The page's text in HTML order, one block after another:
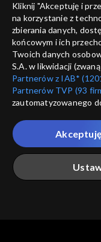
informacje o
Kliknij "Akceptuję i
na korzystanie z
zbierania danych,
końcowym i ich
Twoich danych
S.A. w likwidacji
Partnerów z IAB*
Partnerów TVP (93
zautomatyzowanego
które wskazujemy
przez nas
Twoje dane osobowe
Ciebie naszych
„Portalem”, w tym